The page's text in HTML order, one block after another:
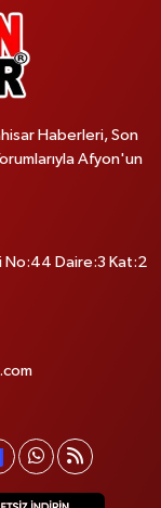
Haberleri, Son
Afyon'un
No:44 Daire:3 Kat:2